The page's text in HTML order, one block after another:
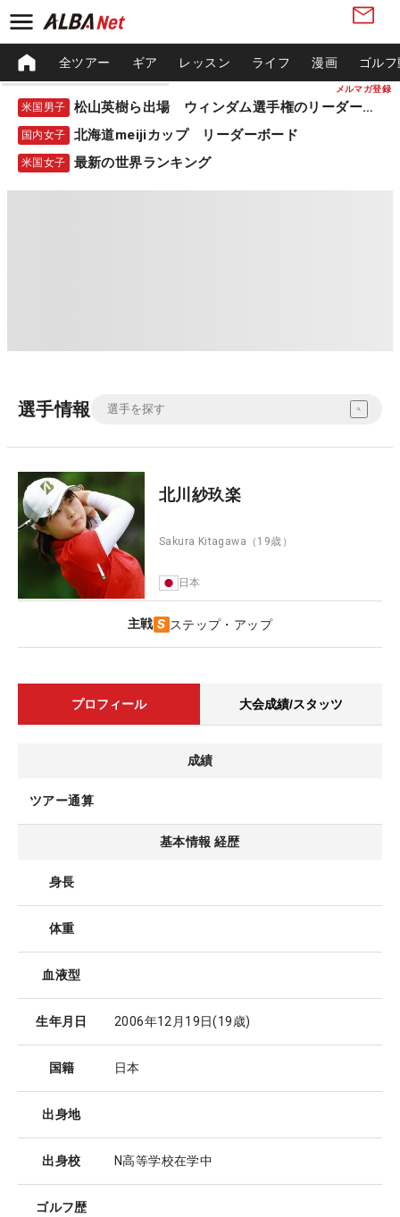
メルマガ登録
全ツアー ギア レッスン ライフ 漫画 ゴル
米国男子 松山英樹ら出場 ウィンダム選手権のリーダーボード
国内女子 北海道meijiカップ リーダーボード
米国女子 最新の世界ランキング
選手情報
北川紗玖楽
Sakura Kitagawa （19歳）
日本
主戦 ステップ・アップ
プロフィール 大会成績/スタッツ
成績
ツアー通算
基本情報 経歴
身長
体重
血液型
生年月日 2006年12月19日(19歳)
国籍 日本
出身地
出身校 N高等学校在学中
ゴルフ歴